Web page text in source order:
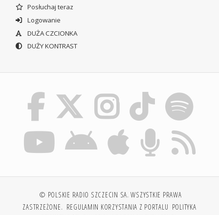
Posłuchaj teraz
Logowanie
DUŻA CZCIONKA
DUŻY KONTRAST
© POLSKIE RADIO SZCZECIN SA. WSZYSTKIE PRAWA
ZASTRZEŻONE. REGULAMIN KORZYSTANIA Z PORTALU POLITYKA